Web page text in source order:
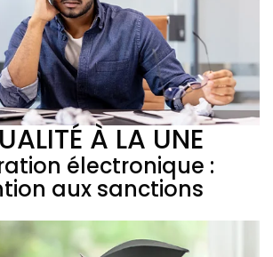
À LA UNE
électronique :
aux sanctions